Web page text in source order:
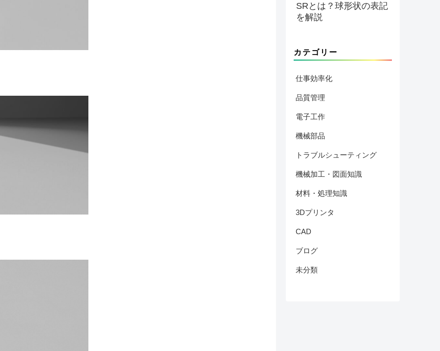
SRとは？球形状の表記
を解説
カテゴリー
仕事効率化
品質管理
電子工作
機械部品
トラブルシューティング
機械加工・図面知識
材料・処理知識
3Dプリンタ
CAD
ブログ
未分類